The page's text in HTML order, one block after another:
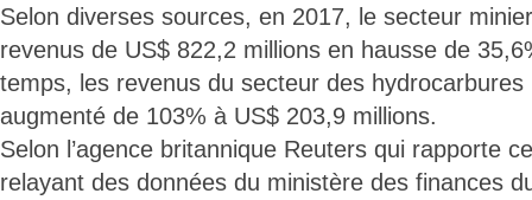
Selon diverses sources, en 2017, le secteur
revenus de US$ 822,2 millions en hausse de
temps, les revenus du secteur des
augmenté de 103% à US$ 203,9 millions.
Selon l’agence britannique Reuters qui rapporte
relayant des données du ministère des finances